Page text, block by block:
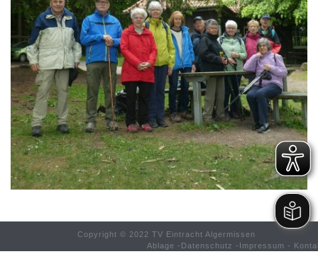
Copyright © 2022 TV Eintracht Algermissen
Ablage - Datenschutz - Impressum -